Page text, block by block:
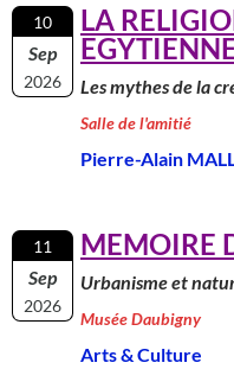
10
Sep
2026
LA
Les mythes de la
Salle de l'amitié
Pierre-Alain
11
Sep
2026
MEMOIRE
Urbanisme et
Musée Daubigny
Arts & Culture